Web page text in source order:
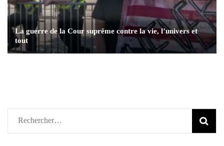
La guerre de la Cour suprême contre la vie, l’univers et
tout
Rechercher :